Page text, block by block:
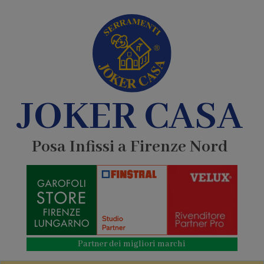
JOKER CASA
Posa Infissi a Firenze Nord
Partner dei migliori marchi